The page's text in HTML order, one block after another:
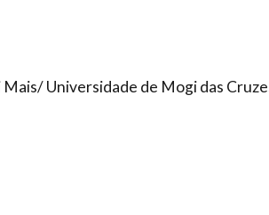
Universidade de Mogi das